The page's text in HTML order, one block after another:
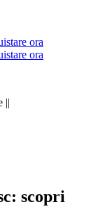
ora
ora
||
scopri